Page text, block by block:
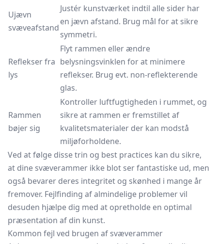
Ujævn
svæveafstand
Justér kunstværket indtil alle sider har
en jævn afstand. Brug mål for at sikre
symmetri.
Reflekser fra
lys
Flyt rammen eller ændre
belysningsvinklen for at minimere
reflekser. Brug evt. non-reflekterende
glas.
Rammen
bøjer sig
Kontroller luftfugtigheden i rummet, og
sikre at rammen er fremstillet af
kvalitetsmaterialer der kan modstå
miljøforholdene.
Ved at følge disse trin og best practices kan du sikre,
at dine svæverammer ikke blot ser fantastiske ud, men
også bevarer deres integritet og skønhed i mange år
fremover. Fejlfinding af almindelige problemer vil
desuden hjælpe dig med at opretholde en optimal
præsentation af din kunst.
Kommon fejl ved brugen af svæverammer